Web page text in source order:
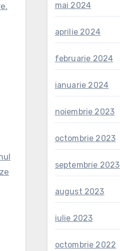
mai 2024
aprilie 2024
februarie 2024
ianuarie 2024
noiembrie 2023
octombrie 2023
septembrie 2023
august 2023
iulie 2023
octombrie 2022